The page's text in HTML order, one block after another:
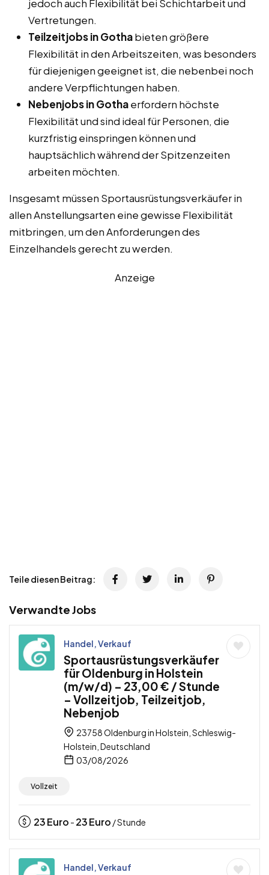
jedoch auch Flexibilität bei Schichtarbeit und
Vertretungen.
Teilzeitjobs in Gothabieten größere
Flexibilität in den Arbeitszeiten, was besonders
für diejenigen geeignet ist, die nebenbei noch
andere Verpflichtungen haben.
Nebenjobs in Gothaerfordern höchste
Flexibilität und sind ideal für Personen, die
kurzfristig einspringen können und
hauptsächlich während der Spitzenzeiten
arbeiten möchten.
Insgesamt müssen Sportausrüstungsverkäufer in
allen Anstellungsarten eine gewisse Flexibilität
mitbringen, um den Anforderungen des
Einzelhandels gerecht zu werden.
Anzeige
Teile diesen Beitrag:
Verwandte Jobs
Handel, Verkauf
Sportausrüstungsverkäufer
für Oldenburg in Holstein
(m/w/d) – 23,00 € / Stunde
– Vollzeitjob, Teilzeitjob,
Nebenjob
23758 Oldenburg in Holstein, Schleswig-
Holstein, Deutschland
03/08/2026
Vollzeit
23Euro - 23Euro / Stunde
Handel, Verkauf